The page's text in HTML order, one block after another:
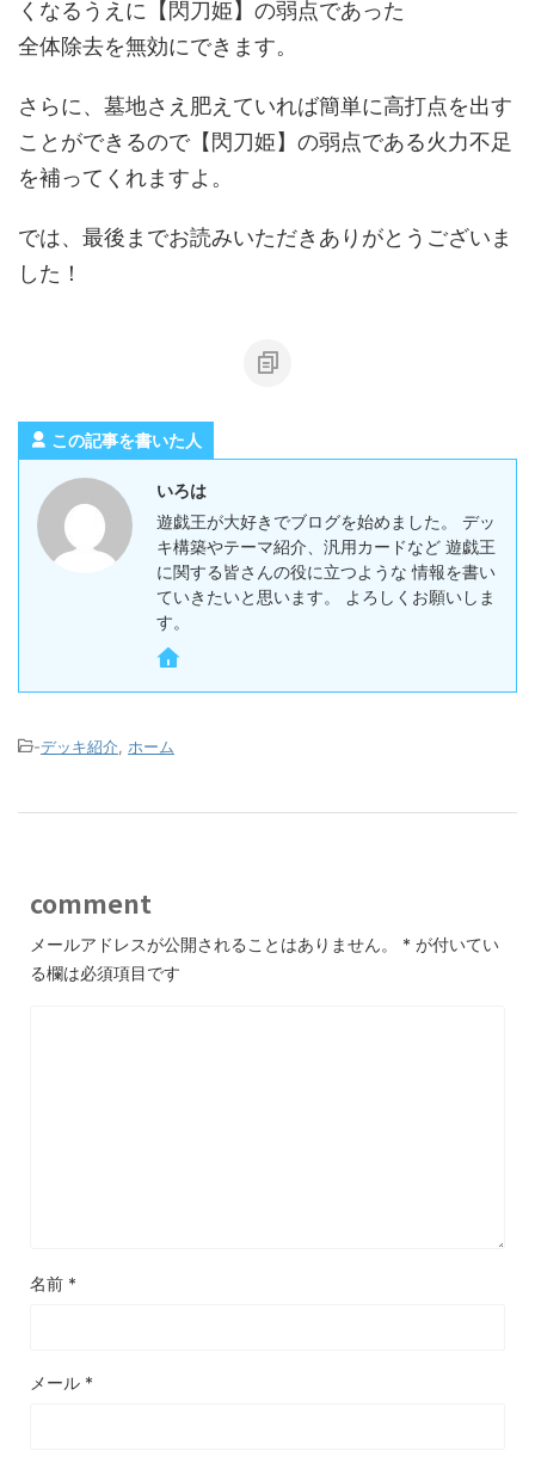
くなるうえに【閃刀姫】の弱点であった
全体除去を無効にできます。
さらに、墓地さえ肥えていれば簡単に高打点を出す
ことができるので【閃刀姫】の弱点である火力不足
を補ってくれますよ。
では、最後までお読みいただきありがとうございま
した！
この記事を書いた人
いろは
遊戯王が大好きでブログを始めました。 デッ
キ構築やテーマ紹介、汎用カードなど 遊戯王
に関する皆さんの役に立つような 情報を書い
ていきたいと思います。 よろしくお願いしま
す。
-デッキ紹介 ホーム
comment
メールアドレスが公開されることはありません。 * が付いてい
る欄は必須項目です
名前 *
メール *